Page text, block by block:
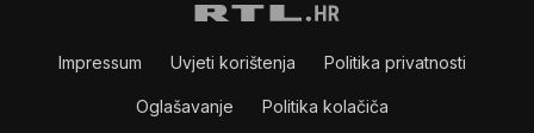
Impressum Uvjeti korištenja Politika privatnosti
Oglašavanje Politika kolačiča